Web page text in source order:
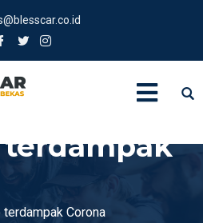
terdampak
terdampak Corona